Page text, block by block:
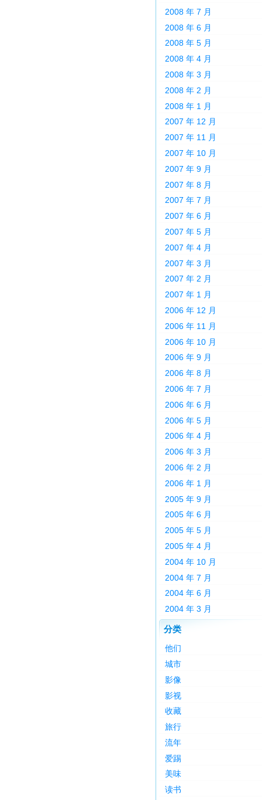
2008 年 7 月
2008 年 6 月
2008 年 5 月
2008 年 4 月
2008 年 3 月
2008 年 2 月
2008 年 1 月
2007 年 12 月
2007 年 11 月
2007 年 10 月
2007 年 9 月
2007 年 8 月
2007 年 7 月
2007 年 6 月
2007 年 5 月
2007 年 4 月
2007 年 3 月
2007 年 2 月
2007 年 1 月
2006 年 12 月
2006 年 11 月
2006 年 10 月
2006 年 9 月
2006 年 8 月
2006 年 7 月
2006 年 6 月
2006 年 5 月
2006 年 4 月
2006 年 3 月
2006 年 2 月
2006 年 1 月
2005 年 9 月
2005 年 6 月
2005 年 5 月
2005 年 4 月
2004 年 10 月
2004 年 7 月
2004 年 6 月
2004 年 3 月
分类
他们
城市
影像
影视
收藏
旅行
流年
爱踢
美味
读书